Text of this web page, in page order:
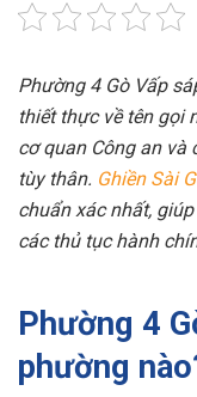
Phường 4 Gò Vấp
thiết thực về tên gọi
cơ quan Công an
tùy thân. Ghiền Sài
chuẩn xác nhất,
các thủ tục hành
Phường 4
phường